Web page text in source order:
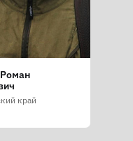
край